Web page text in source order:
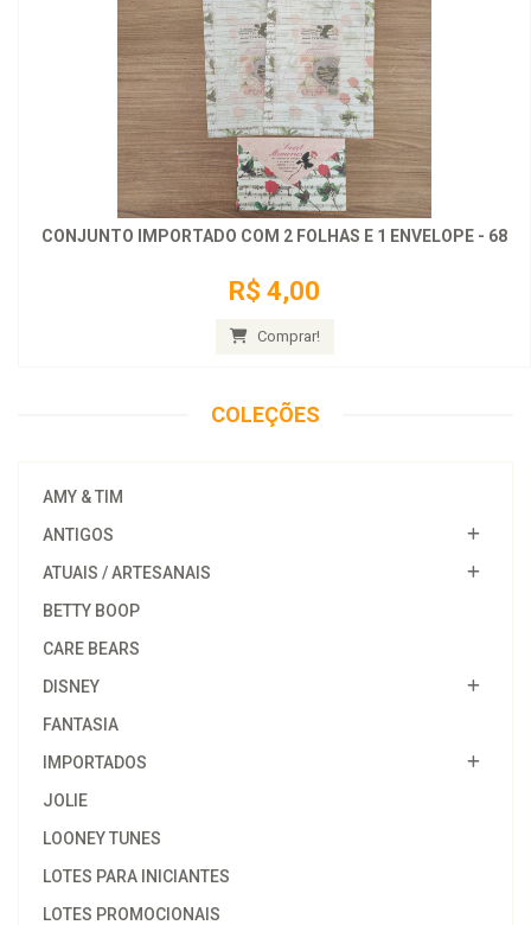
CONJUNTO IMPORTADO COM 2 FOLHAS E 1 ENVELOPE - 68
R$ 4,00
Comprar!
COLEÇÕES
AMY & TIM
ANTIGOS
ATUAIS / ARTESANAIS
BETTY BOOP
CARE BEARS
DISNEY
FANTASIA
IMPORTADOS
JOLIE
LOONEY TUNES
LOTES PARA INICIANTES
LOTES PROMOCIONAIS